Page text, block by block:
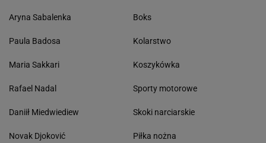
Aryna Sabalenka
Paula Badosa
Maria Sakkari
Rafael Nadal
Daniił Miedwiediew
Novak Djoković
Boks
Kolarstwo
Koszykówka
Sporty motorowe
Skoki narciarskie
Piłka nożna